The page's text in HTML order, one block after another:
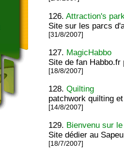
126.Attraction's
Site sur les parcs
[31/8/2007]
127. MagicHabbo
Site de fan Habbo.fr
[18/8/2007]
128.Quilting
patchwork quilting
[14/8/2007]
129. Bienvenu sur
Site dédier au
[18/7/2007]